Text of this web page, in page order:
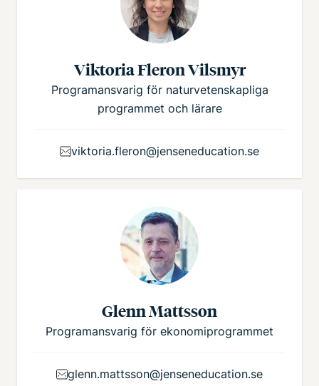
Viktoria Fleron Vilsmyr
Programansvarig för naturvetenskapliga
programmet och lärare
viktoria.fleron@jenseneducation.se
Glenn Mattsson
Programansvarig för ekonomiprogrammet
glenn.mattsson@jenseneducation.se